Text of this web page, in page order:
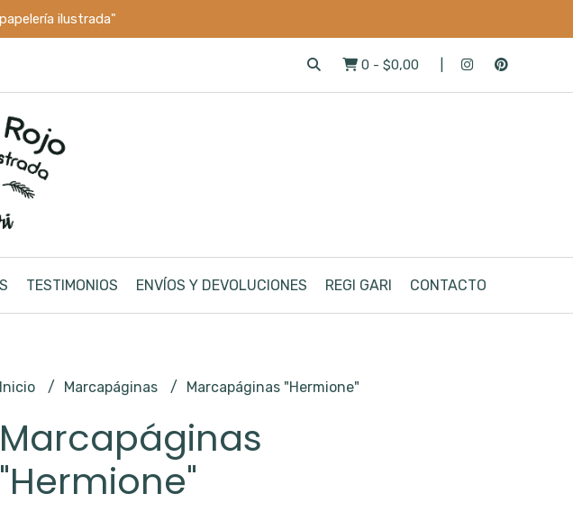
ilustrada"
0 - $0,00
TESTIMONIOS ENVÍOS Y DEVOLUCIONES REGI GARI CONTACTO
Inicio Marcapáginas Marcapáginas "Hermione"
Marcapáginas
"Hermione"